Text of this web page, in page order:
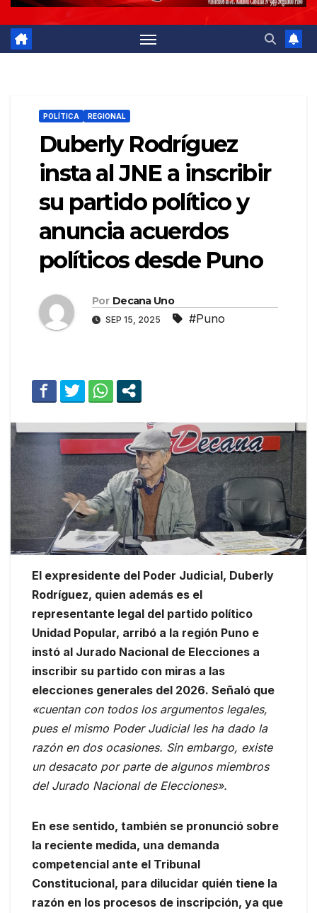
POLÍTICA REGIONAL
Duberly Rodríguez
insta al JNE a inscribir
su partido político y
anuncia acuerdos
políticos desde Puno
Por Decana Uno
SEP 15, 2025 #Puno
El expresidente del Poder Judicial, Duberly
Rodríguez, quien además es el
representante legal del partido político
Unidad Popular, arribó a la región Puno e
instó al Jurado Nacional de Elecciones a
inscribir su partido con miras a las
elecciones generales del 2026. Señaló que
«cuentan con todos los argumentos legales,
pues el mismo Poder Judicial les ha dado la
razón en dos ocasiones. Sin embargo, existe
un desacato por parte de algunos miembros
del Jurado Nacional de Elecciones».
En ese sentido, también se pronunció sobre
la reciente medida, una demanda
competencial ante el Tribunal
Constitucional, para dilucidar quién tiene la
razón en los procesos de inscripción, ya que